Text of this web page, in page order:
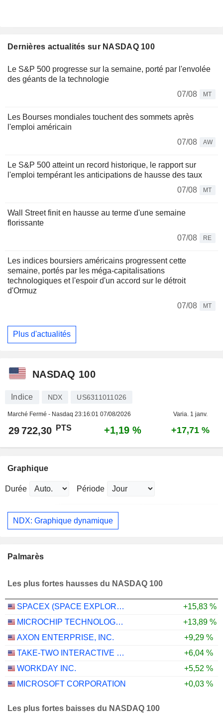
Dernières actualités sur NASDAQ 100
Le S&P 500 progresse sur la semaine, porté par l'envolée
des géants de la technologie
07/08
MT
Les Bourses mondiales touchent des sommets après
l'emploi américain
07/08
AW
Le S&P 500 atteint un record historique, le rapport sur
l'emploi tempérant les anticipations de hausse des taux
07/08
MT
Wall Street finit en hausse au terme d'une semaine
florissante
07/08
RE
Les indices boursiers américains progressent cette
semaine, portés par les méga-capitalisations
technologiques et l'espoir d'un accord sur le détroit
d'Ormuz
07/08
MT
Plus d'actualités
NASDAQ 100
Indice NDX US6311011026
Marché Fermé - Nasdaq 23:16:01 07/08/2026 Varia. 1 janv.
29 722,30 PTS +1,19 % +17,71 %
Graphique
Durée Période
NDX: Graphique dynamique
Palmarès
Les plus fortes hausses du NASDAQ 100
SPACEX (SPACE EXPLORATION TECHNOLOGIES)
+15,83 %
MICROCHIP TECHNOLOGY INCORPORATED
+13,89 %
AXON ENTERPRISE, INC.
+9,29 %
TAKE-TWO INTERACTIVE SOFTWARE, INC.
+6,04 %
WORKDAY INC.
+5,52 %
MICROSOFT CORPORATION
+0,03 %
Les plus fortes baisses du NASDAQ 100